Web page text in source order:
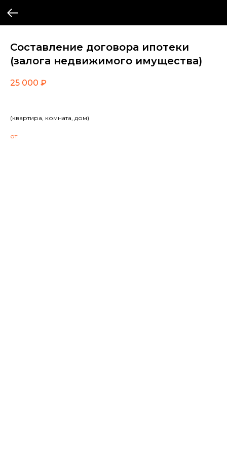
Составление договора ипотеки
(залога недвижимого имущества)
25 000 ₽
(квартира, комната, дом)
от